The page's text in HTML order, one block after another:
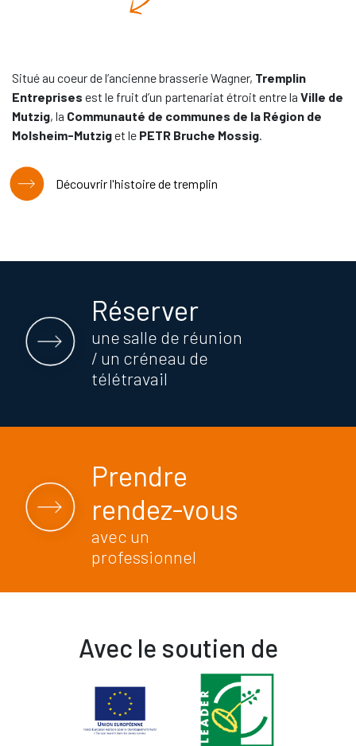
Situé au coeur de l’ancienne brasserie Wagner, Tremplin
Entreprises est le fruit d’un partenariat étroit entre la Ville de
Mutzig, la Communauté de communes de la Région de
Molsheim-Mutziget le PETR Bruche Mossig.
Découvrir l'histoire de tremplin
Réserver
une salle de réunion
/ un créneau de
télétravail
Prendre
rendez-vous
avec un
professionnel
Avec le soutien de